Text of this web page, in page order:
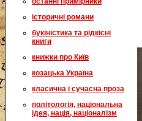
історичні романи
букіністика та рідкісні
книги
книжки про Київ
козацька Україна
класична і сучасна проза
політологія, національна
ідея, нація, націоналізм